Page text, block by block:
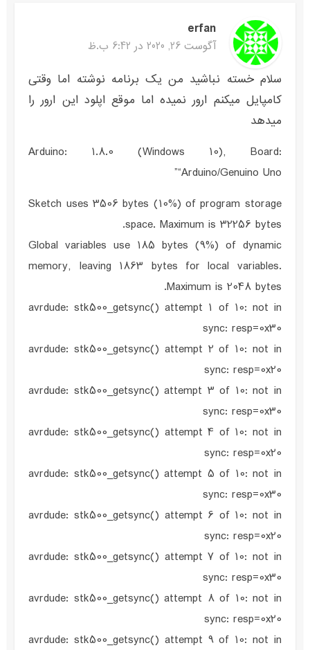
erfan
آگوست 26, 2020 در 6:42 ب.ظ
سلام خسته نباشید من یک برنامه نوشته اما وقتی
کامپایل میکنم ارور نمیده اما موقع اپلود این ارور را
میدهد
Arduino: 1.8.0 (Windows 10), Board:
“Arduino/Genuino Uno”
Sketch uses 3506 bytes (10%) of program storage
space. Maximum is 32256 bytes.
Global variables use 185 bytes (9%) of dynamic
memory, leaving 1863 bytes for local variables.
Maximum is 2048 bytes.
avrdude: stk500_getsync() attempt 1 of 10: not in
sync: resp=0x30
avrdude: stk500_getsync() attempt 2 of 10: not in
sync: resp=0x20
avrdude: stk500_getsync() attempt 3 of 10: not in
sync: resp=0x30
avrdude: stk500_getsync() attempt 4 of 10: not in
sync: resp=0x20
avrdude: stk500_getsync() attempt 5 of 10: not in
sync: resp=0x30
avrdude: stk500_getsync() attempt 6 of 10: not in
sync: resp=0x20
avrdude: stk500_getsync() attempt 7 of 10: not in
sync: resp=0x30
avrdude: stk500_getsync() attempt 8 of 10: not in
sync: resp=0x20
avrdude: stk500_getsync() attempt 9 of 10: not in